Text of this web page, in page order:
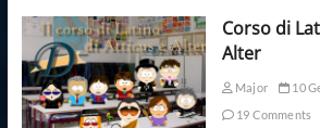
Corso di
Alter
Major
10
19 Comments